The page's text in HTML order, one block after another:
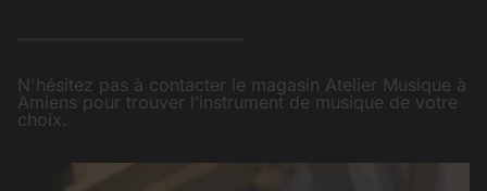
N'hésitez pas à contacter le magasin Atelier Musique à
Amiens pour trouver l’instrument de musique de votre
choix.